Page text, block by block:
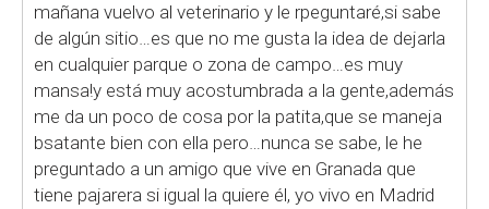
mañana vuelvo al veterinario y le rpeguntaré,si sabe
de algún sitio…es que no me gusta la idea de dejarla
en cualquier parque o zona de campo…es muy
mansa!y está muy acostumbrada a la gente,además
me da un poco de cosa por la patita,que se maneja
bsatante bien con ella pero…nunca se sabe, le he
preguntado a un amigo que vive en Granada que
tiene pajarera si igual la quiere él, yo vivo en Madrid